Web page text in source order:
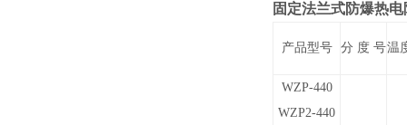
固定法兰式防爆热
产品型号 分 度 号温
WZP-440
WZP2-440